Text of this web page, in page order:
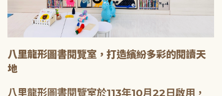
八里龍形圖書閱覽室，打造繽紛多彩的閱讀天
地
八里龍形圖書閱覽室於113年10月22日啟用，